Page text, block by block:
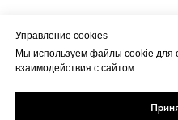
Управление cookies
Мы используем файлы cookie для
взаимодействия с сайтом.